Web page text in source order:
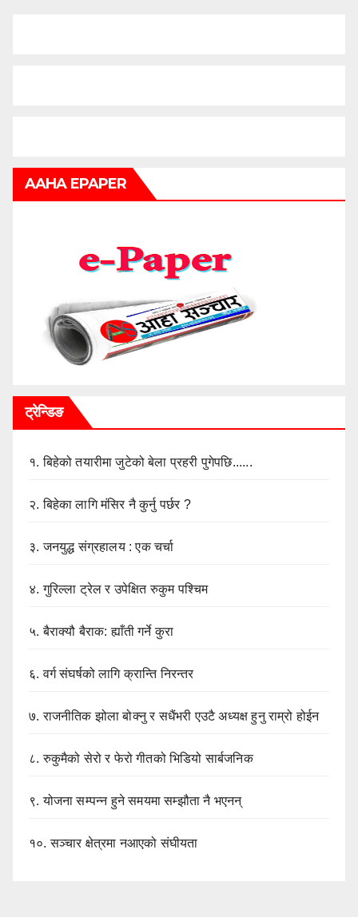
AAHA EPAPER
ट्रेन्डिङ
१.बिहेको तयारीमा जुटेको बेला प्रहरी पुगेपछि......
२.बिहेका लागि मंसिर नै कुर्नु पर्छर ?
३.जनयुद्ध संग्रहालय : एक चर्चा
४.गुरिल्ला ट्रेल र उपेक्षित रुकुम पश्चिम
५.बैराक्यौ बैराक: ह्याँती गर्ने कुरा
६.वर्ग संघर्षको लागि क्रान्ति निरन्तर
७.राजनीतिक झोला बोक्नु र सधैंभरी एउटै अध्यक्ष हुनु राम्रो होईन
८.रुकुमैको सेरो र फेरो गीतको भिडियो सार्बजनिक
९.योजना सम्पन्न हुने समयमा सम्झौता नै भएनन्
१०.सञ्चार क्षेत्रमा नआएको संघीयता